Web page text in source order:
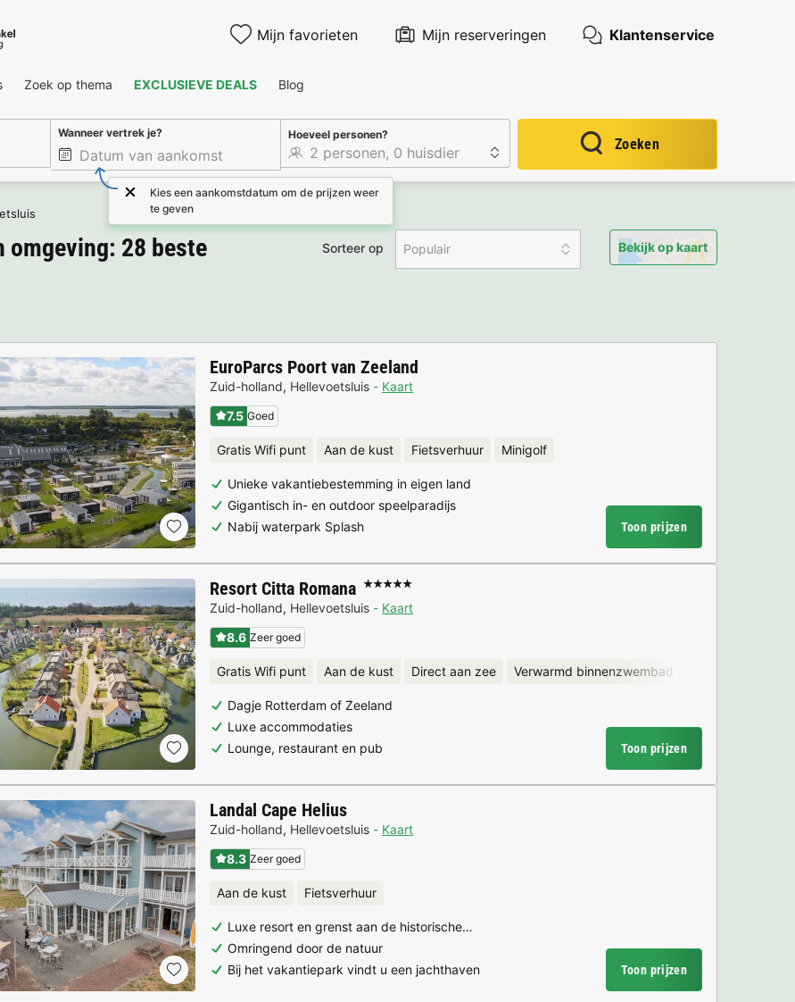
Mijn favorieten Mijn reserveringen Klantenservice
Zoek op thema EXCLUSIEVE DEALS Blog
Wanneer vertrek je?
Kies een aankomstdatum om de prijzen weer
te geven
Hoeveel personen?
Zoeken
omgeving: 28 beste
Sorteer op Populair Bekijk op kaart
EuroParcs Poort van Zeeland
Zuid-holland, Hellevoetsluis
Kaart
7.5 Goed
Gratis Wifi punt Aan de kust Fietsverhuur Minigolf
Unieke vakantiebestemming in eigen land
Gigantisch in- en outdoor speelparadijs
Nabij waterpark Splash
Toon prijzen
Resort Citta Romana ★★★★★
Zuid-holland, Hellevoetsluis
Kaart
8.6 Zeer goed
Gratis Wifi punt Aan de kust Direct aan zee Verwarmd binnenzwembad
Dagje Rotterdam of Zeeland
Luxe accommodaties
Lounge, restaurant en pub
Toon prijzen
Landal Cape Helius
Zuid-holland, Hellevoetsluis
Kaart
8.3 Zeer goed
Aan de kust Fietsverhuur
Luxe resort en grenst aan de historische…
Omringend door de natuur
Bij het vakantiepark vindt u een jachthaven
Toon prijzen